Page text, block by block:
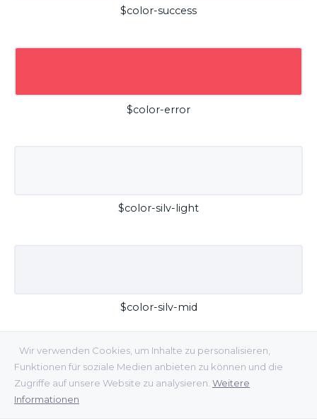
Wir verwenden Cookies, um Inhalte zu personalisieren,
Funktionen für soziale Medien anbieten zu können und die
Zugriffe auf unsere Website zu analysieren. Weitere
Informationen
$color-success
$color-error
$color-silv-light
$color-silv-mid